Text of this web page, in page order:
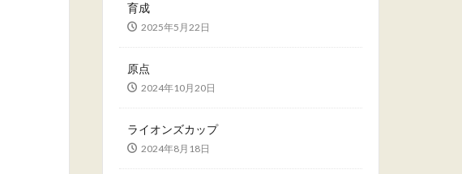
育成
2025年5月22日
原点
2024年10月20日
ライオンズカップ
2024年8月18日